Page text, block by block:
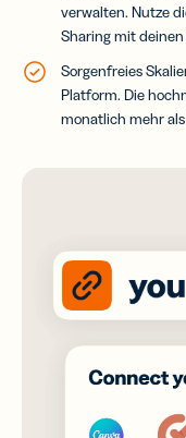
verwalten. Nutze
Sharing mit
Sorgenfreies
Platform. Die
monatlich mehr